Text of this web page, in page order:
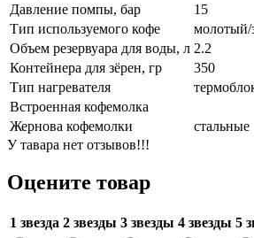
Давление помпы, бар
15
Тип используемого кофе
молотый/
Объем резервуара для воды, л 2.2
Контейнера для зёрен, гр
350
Тип нагревателя
Встроенная кофемолка
Жернова кофемолки
стальные
У тавара нет отзывов!!!
Оцените товар
1 звезда 2 звезды 3 звезды 4 звезды 5